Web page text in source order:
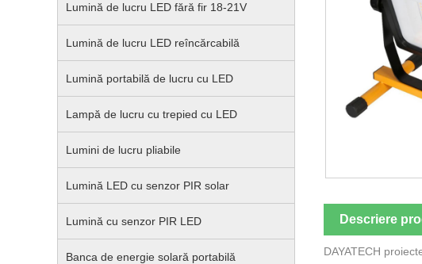
Lumină de lucru LED fără fir 18-21V
Lumină de lucru LED reîncărcabilă
Lumină portabilă de lucru cu LED
Lampă de lucru cu trepied cu LED
Lumini de lucru pliabile
Lumină LED cu senzor PIR solar
Lumină cu senzor PIR LED
Banca de energie solară portabilă
Descriere
DAYATECH